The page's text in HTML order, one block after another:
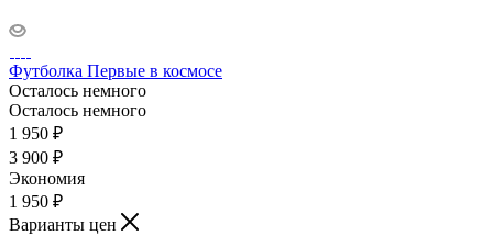
Футболка Первые в космосе
Осталось немного
Осталось немного
1 950 ₽
3 900 ₽
Экономия
1 950 ₽
Варианты цен